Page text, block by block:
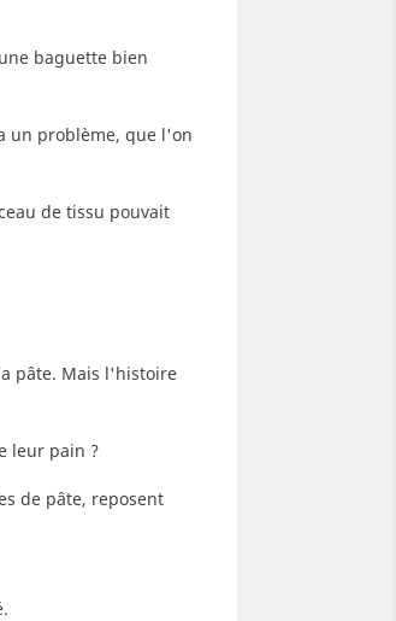
froissé du lin était en fait sa
Lire plus
baguette bien
un problème, que l'on
de tissu pouvait
pâte. Mais l'histoire
leur pain ?
de pâte, reposent